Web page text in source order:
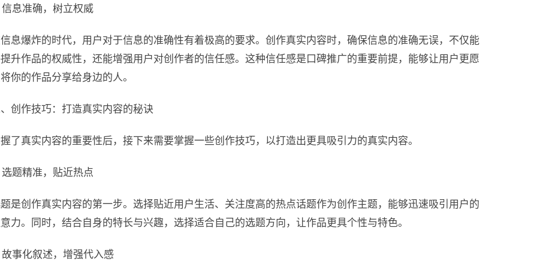
息准确，树立权威
息爆炸的时代，用户对于信息的准确性有着极高的要求。创作真实内容时，确保信息的准确无误，不仅能
升作品的权威性，还能增强用户对创作者的信任感。这种信任感是口碑推广的重要前提，能够让用户更愿
你的作品分享给身边的人。
创作技巧：打造真实内容的秘诀
了真实内容的重要性后，接下来需要掌握一些创作技巧，以打造出更具吸引力的真实内容。
选题精准，贴近热点
是创作真实内容的第一步。选择贴近用户生活、关注度高的热点话题作为创作主题，能够迅速吸引用户的
力。同时，结合自身的特长与兴趣，选择适合自己的选题方向，让作品更具个性与特色。
事化叙述，增强代入感